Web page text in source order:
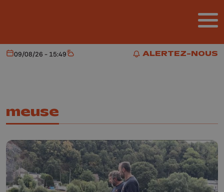
ALERTEZ-NOUS
ALERTEZ-NOUS
Aujourd'hui
09/08/26 - 15:49 Météo
meuse